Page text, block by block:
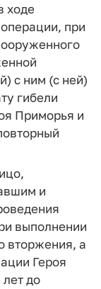
ходе
при
с ним (с ней)
гибели
Приморья и
и
выполнении
вторжения, а
Героя
до